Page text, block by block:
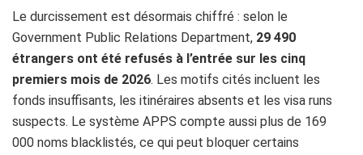
Le durcissement est désormais chiffré : selon le
Government Public Relations Department, 29 490
étrangers ont été refusés à l’entrée sur les cinq
premiers mois de 2026. Les motifs cités incluent les
fonds insuffisants, les itinéraires absents et les visa runs
suspects. Le système APPS compte aussi plus de 169
000 noms blacklistés, ce qui peut bloquer certains